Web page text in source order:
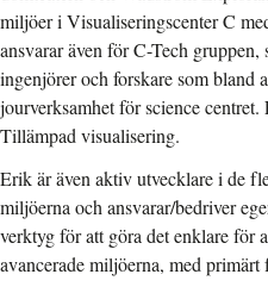
miljöer i Visualiseringscenter C
ansvarar även för C-Tech
ingenjörer och forskare som bland
jourverksamhet för science
Tillämpad visualisering.
Erik är även aktiv utvecklare i de
miljöerna och ansvarar/bedriver
verktyg för att göra det enklare för
avancerade miljöerna, med